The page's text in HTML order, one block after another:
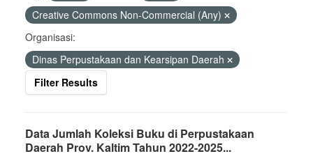
Creative Commons Non-Commercial (Any)
Organisasi:
Dinas Perpustakaan dan Kearsipan Daerah
Filter Results
Data Jumlah Koleksi Buku di Perpustakaan
Daerah Prov. Kaltim Tahun 2022-2025...